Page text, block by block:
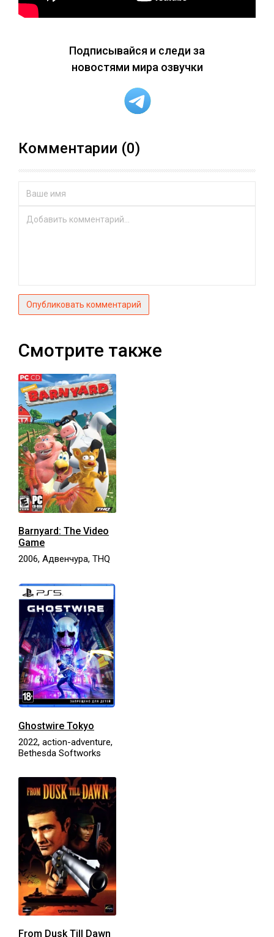
Подписывайся и следи за
новостями мира озвучки
Комментарии (0)
Опубликовать комментарий
Смотрите также
Barnyard: The Video
Game
2006, Адвенчура, THQ
Ghostwire Tokyo
2022, action-adventure,
Bethesda Softworks
From Dusk Till Dawn